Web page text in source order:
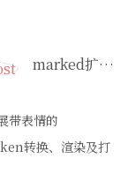
marked扩展语法（增加自定义表情）
带表情的
转换、渲染及打